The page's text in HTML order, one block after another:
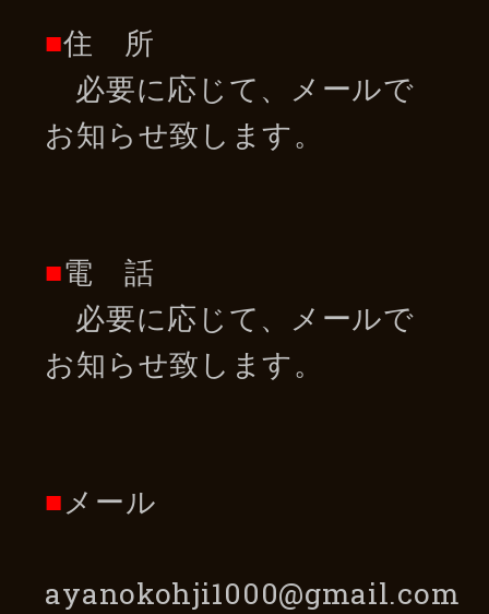
■住 所
必要に応じて、メールで
お知らせ致します。
■電 話
必要に応じて、メールで
お知らせ致します。
■メール
ayanokohji1000@gmail.com